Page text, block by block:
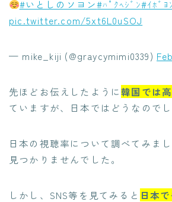
#いとしのソヨン#ﾊﾟｸﾍｼﾞﾝ#ｲﾎﾞﾖ
pic.twitter.com/5xt6L0uSOJ
— mike_kiji (@graycymimi0339)
先ほどお伝えしたように韓国では
ていますが、日本ではどうなので
日本の視聴率について調べてみま
見つかりませんでした。
しかし、SNS等を見てみると 日本